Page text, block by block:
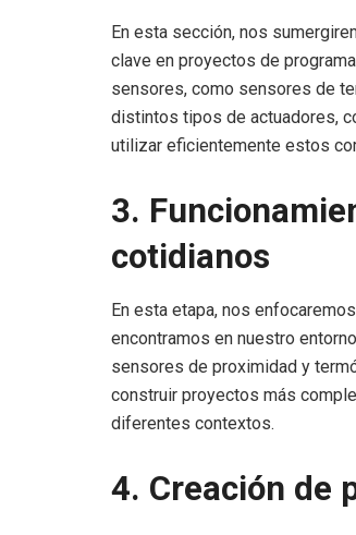
En esta sección, nos
clave en proyectos de
sensores, como sensores de
distintos tipos de actuadores,
utilizar eficientemente estos
3.
cotidianos
En esta etapa, nos
encontramos en nuestro
sensores de proximidad y
construir proyectos más
diferentes contextos.
4. Creación de